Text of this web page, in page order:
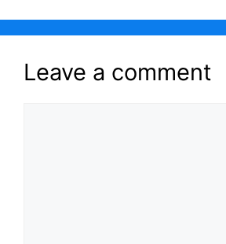
k
Leave a comment